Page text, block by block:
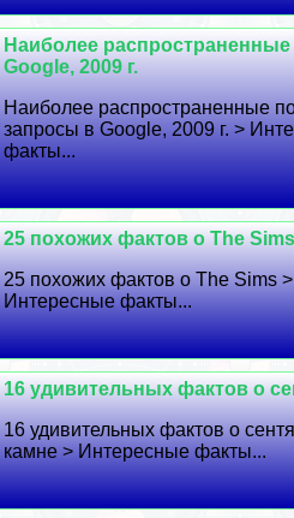
Наиболее
Google, 2009 г.
Наиболее распространенные
запросы в Google, 2009 г. >
факты...
25 похожих фактов о The Sims
25 похожих фактов о The Sims >
Интересные факты...
16 удивительных фактов о
16 удивительных фактов о
камне > Интересные факты...